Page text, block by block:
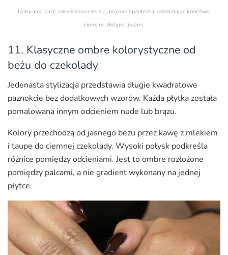
Naturalną bazę zakończono czernią, brązem i panterką, oddzielając końcówki
cienkimi złotymi liniami.
11. Klasyczne ombre kolorystyczne od
beżu do czekolady
Jedenasta stylizacja przedstawia długie kwadratowe
paznokcie bez dodatkowych wzorów. Każda płytka została
pomalowana innym odcieniem nude lub brązu.
Kolory przechodzą od jasnego beżu przez kawę z mlekiem
i taupe do ciemnej czekolady. Wysoki połysk podkreśla
różnice pomiędzy odcieniami. Jest to ombre rozłożone
pomiędzy palcami, a nie gradient wykonany na jednej
płytce.